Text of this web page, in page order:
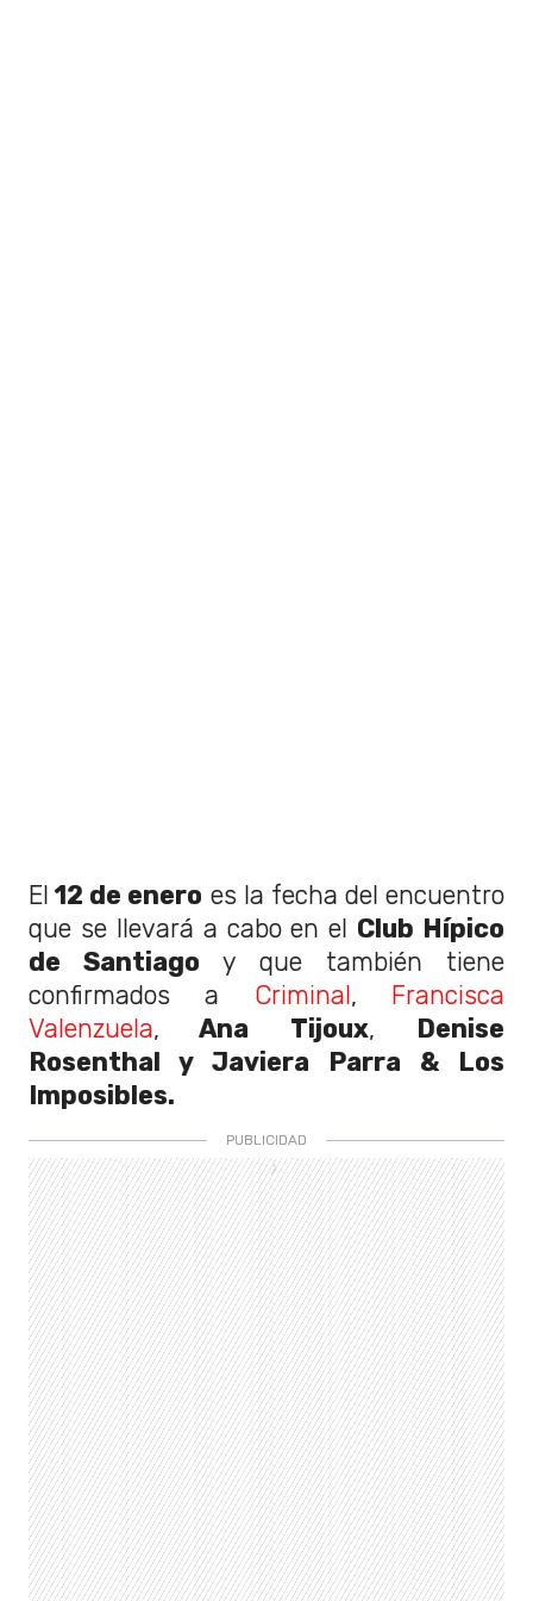
El 12 de enero es la fecha del encuentro
que se llevará a cabo en el Club Hípico
de Santiago y que también tiene
confirmados a Criminal ,
Francisca
Valenzuela, Ana Tijoux,
Denise
Rosenthal y Javiera Parra & Los
Imposibles.